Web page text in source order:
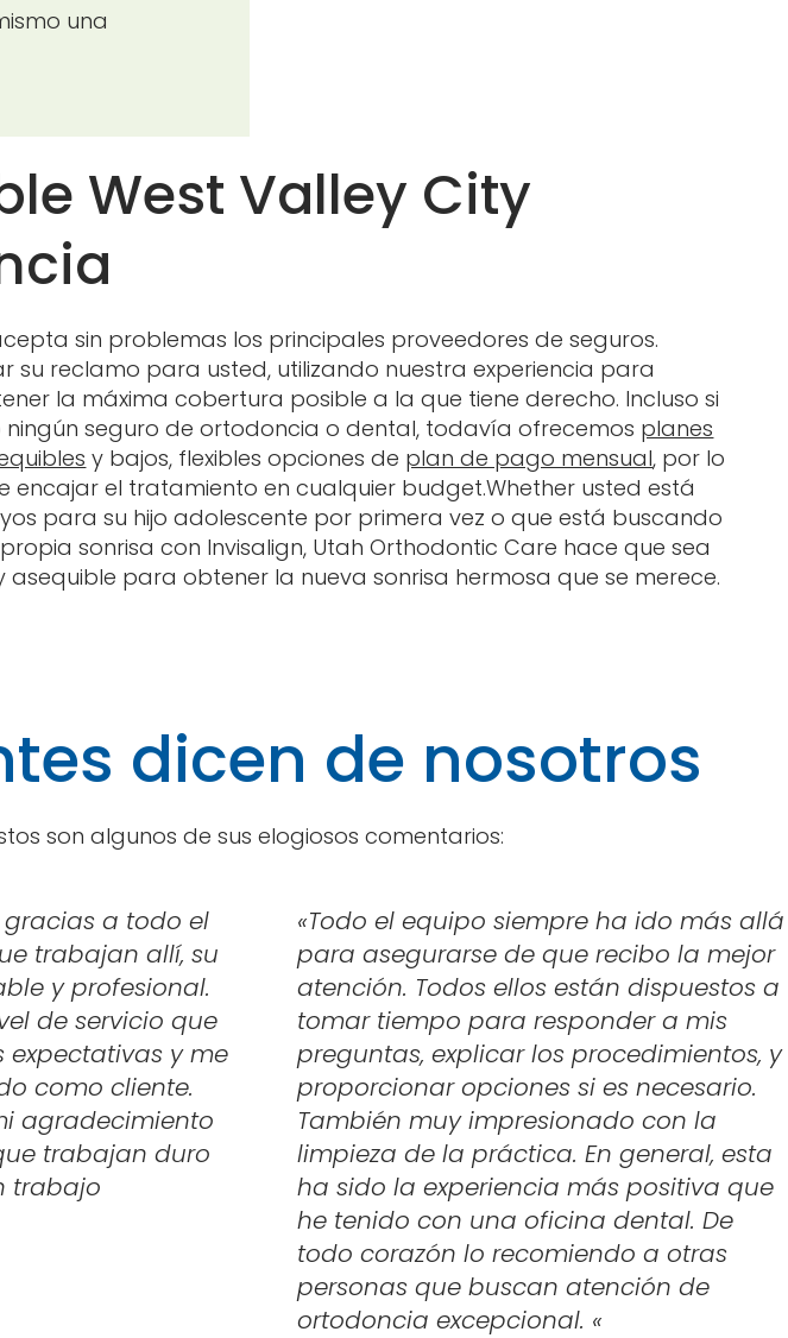
una
West Valley City
sin problemas los principales proveedores de seguros.
su reclamo para usted, utilizando nuestra experiencia para
la máxima cobertura posible a la que tiene derecho. Incluso si
ningún seguro de ortodoncia o dental, todavía ofrecemos planes
y bajos, flexibles opciones de plan de pago mensual, por lo
encajar el tratamiento en cualquier budget.Whether usted está
para su hijo adolescente por primera vez o que está buscando
sonrisa con Invisalign, Utah Orthodontic Care hace que sea
asequible para obtener la nueva sonrisa hermosa que se merece.
dicen de nosotros
son algunos de sus elogiosos comentarios:
a todo el
trabajan allí, su
y profesional.
de servicio que
expectativas y me
como cliente.
agradecimiento
trabajan duro
trabajo
«Todo el equipo siempre ha ido más allá
para asegurarse de que recibo la mejor
atención. Todos ellos están dispuestos a
tomar tiempo para responder a mis
preguntas, explicar los procedimientos, y
proporcionar opciones si es necesario.
También muy impresionado con la
limpieza de la práctica. En general, esta
ha sido la experiencia más positiva que
he tenido con una oficina dental. De
todo corazón lo recomiendo a otras
personas que buscan atención de
ortodoncia excepcional. «